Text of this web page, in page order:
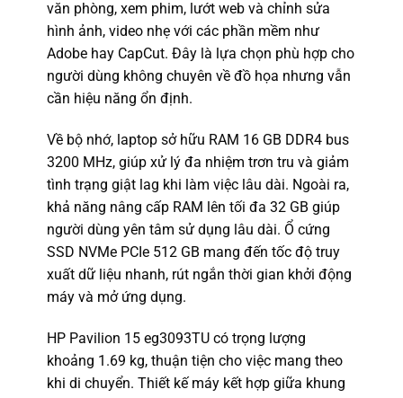
văn phòng, xem phim, lướt web và chỉnh sửa
hình ảnh, video nhẹ với các phần mềm như
Adobe hay CapCut. Đây là lựa chọn phù hợp cho
người dùng không chuyên về đồ họa nhưng vẫn
cần hiệu năng ổn định.
Về bộ nhớ, laptop sở hữu RAM 16 GB DDR4 bus
3200 MHz, giúp xử lý đa nhiệm trơn tru và giảm
tình trạng giật lag khi làm việc lâu dài. Ngoài ra,
khả năng nâng cấp RAM lên tối đa 32 GB giúp
người dùng yên tâm sử dụng lâu dài. Ổ cứng
SSD NVMe PCIe 512 GB mang đến tốc độ truy
xuất dữ liệu nhanh, rút ngắn thời gian khởi động
máy và mở ứng dụng.
HP Pavilion 15 eg3093TU có trọng lượng
khoảng 1.69 kg, thuận tiện cho việc mang theo
khi di chuyển. Thiết kế máy kết hợp giữa khung